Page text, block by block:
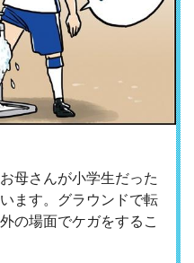
母さんが小学生だった
ます。グラウンドで転
の場面でケガをするこ